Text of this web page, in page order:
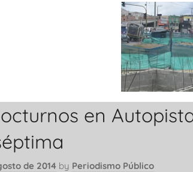
en
de 2014 by Periodismo Público